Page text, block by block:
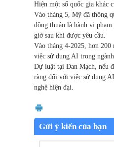
Hiện một số quốc gia khác
Vào tháng 5, Mỹ đã thông
đồng thuận là hành vi
giờ sau khi được yêu cầu.
Vào tháng 4-2025, hơn
việc sử dụng AI trong
Dự luật tại Đan Mạch, nếu
ràng đối với việc sử dụng
nghệ hiện đại.
Gửi ý kiến của bạn